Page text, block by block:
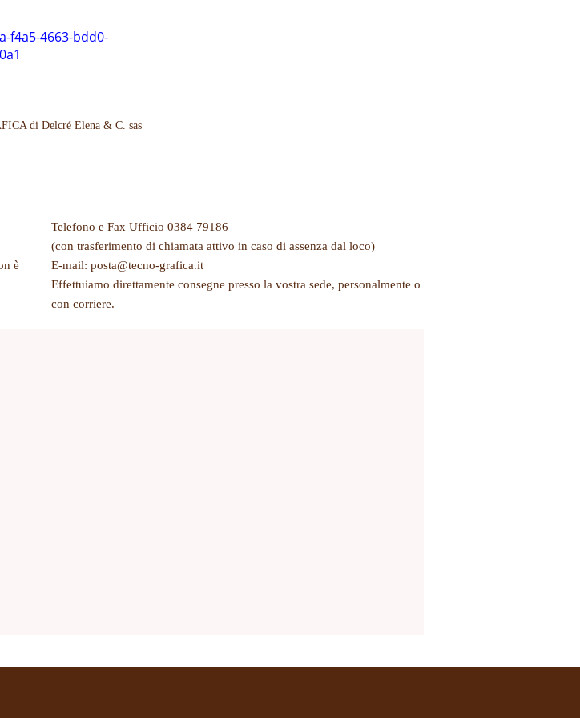
di Delcré Elena & C. sas
è
Telefono e Fax Ufficio 0384 79186
(con trasferimento di chiamata attivo in caso di assenza dal loco)
E-mail: posta@tecno-grafica.it
Effettuiamo direttamente consegne presso la vostra sede, personalmente o
con corriere.